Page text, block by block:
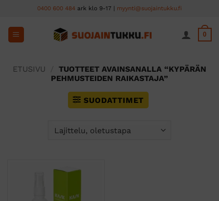
content
0400 600 484 ark klo 9-17 | myynti@suojaintukku.fi
0
ETUSIVU
TUOTTEET AVAINSANALLA “KYPÄRÄN
PEHMUSTEIDEN RAIKASTAJA”
SUODATTIMET